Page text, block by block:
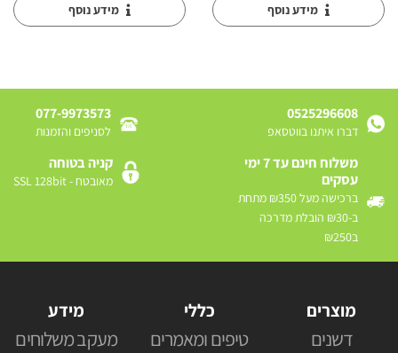
מידע נוסף מידע נוסף
0525296608
דברו איתנו בווטסאפ
077-9973573
לסניפים והזמנות
משלוח חינם עד 7 ימי
עסקים
ברכישה מעל ₪350 מתחת
ב-₪30 הובלת מדרכה
ב₪250
קניה בטוחה
מאובטח - SSL 128bit
מוצרים
דשנים
כללי
טיפים ומאמרים
מידע
מעקב משלוחים